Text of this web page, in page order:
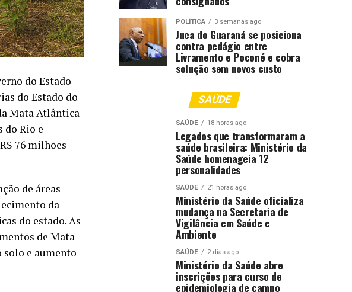
do Estado
do Estado do
Mata Atlântica
do Rio e
76 milhões
de áreas
da
do estado. As
de Mata
solo e aumento
POLÍTICA 3 semanas ago
Juca do Guaraná se posiciona
contra pedágio entre
Livramento e Poconé e cobra
solução sem novos custo
SAÚDE
SAÚDE 18 horas ago
Legados que transformaram a
saúde brasileira: Ministério da
Saúde homenageia 12
personalidades
SAÚDE 21 horas ago
Ministério da Saúde oficializa
mudança na Secretaria de
Vigilância em Saúde e
Ambiente
SAÚDE 2 dias ago
Ministério da Saúde abre
inscrições para curso de
epidemiologia de campo